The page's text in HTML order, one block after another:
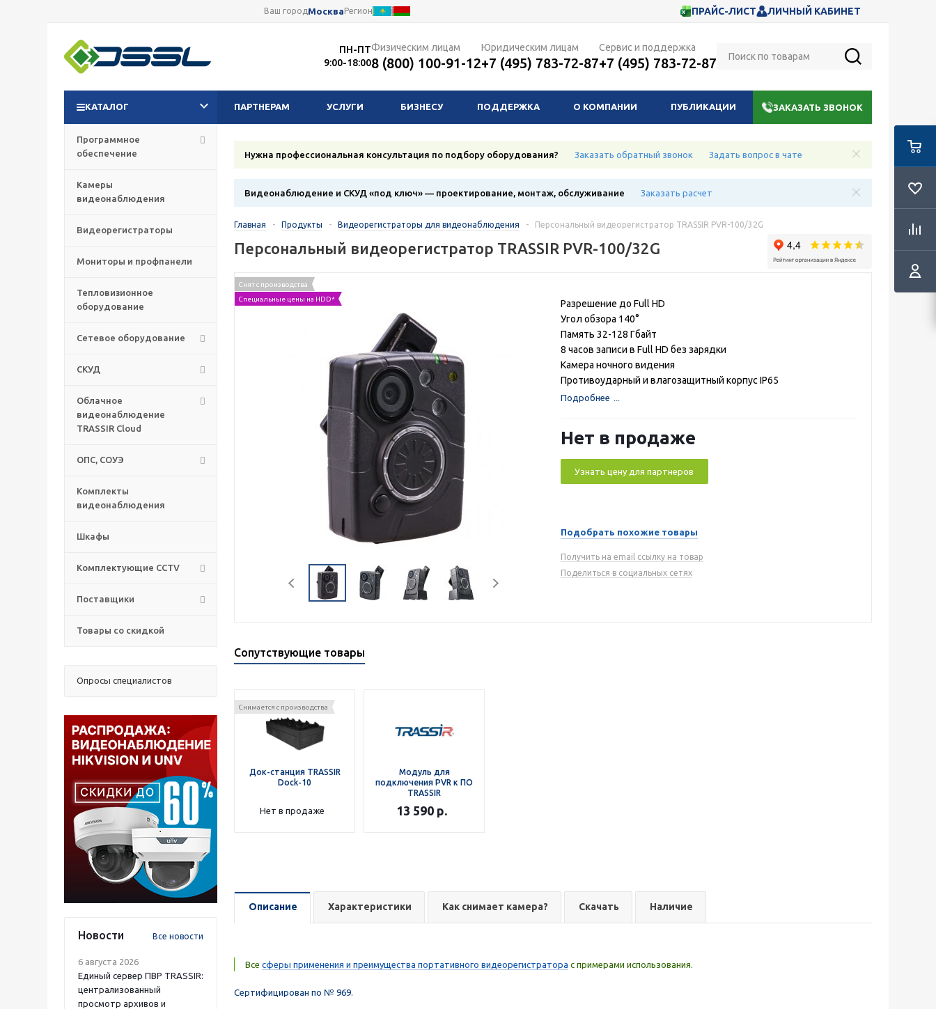
Ваш городМоскваРегион ПРАЙС-ЛИСТ ЛИЧНЫЙ КАБИНЕТ
ПН-ПТ
9:00-18:00
Физическим лицам
8 (800) 100-91-12
Юридическим лицам
+7 (495) 783-72-87
Сервис и поддержка
+7 (495) 783-72-87
КАТАЛОГ ПАРТНЕРАМ УСЛУГИ БИЗНЕСУ ПОДДЕРЖКА О КОМПАНИИ ПУБЛИКАЦИИ ЗАКАЗАТЬ ЗВОНОК
Программное
обеспечение
Камеры
видеонаблюдения
Видеорегистраторы
Мониторы и профпанели
Тепловизионное
оборудование
Сетевое оборудование
СКУД
Облачное
видеонаблюдение
TRASSIR Cloud
ОПС, СОУЭ
Комплекты
видеонаблюдения
Шкафы
Комплектующие CCTV
Поставщики
Товары со скидкой
Опросы специалистов
Новости Все новости
6 августа 2026
Единый сервер ПВР TRASSIR:
централизованный
просмотр архивов и
Нужна профессиональная консультация по подбору оборудования? Заказать обратный звонок Задать вопрос в чате
Видеонаблюдение и СКУД «под ключ» — проектирование, монтаж, обслуживание Заказать расчет
Главная - Продукты - Видеорегистраторы для видеонаблюдения - Персональный видеорегистратор TRASSIR PVR-100/32G
Персональный видеорегистратор TRASSIR PVR-100/32G
Снят с производства
Специальные цены на HDD*
Разрешение до Full HD
Угол обзора 140°
Память 32-128 Гбайт
8 часов записи в Full HD без зарядки
Камера ночного видения
Противоударный и влагозащитный корпус IP65
Подробнее
Нет в продаже
Узнать цену для партнеров
Подобрать похожие товары
Получить на email ссылку на товар
Поделиться в социальных сетях
Сопутствующие товары
Снимается с производства
Док-станция TRASSIR
Dock-10
Нет в продаже
Модуль для
подключения PVR к ПО
TRASSIR
13 590 р.
Описание Характеристики Как снимает камера? Скачать Наличие
Все сферы применения и преимущества портативного видеорегистратора с примерами использования.
Сертифицирован по № 969.